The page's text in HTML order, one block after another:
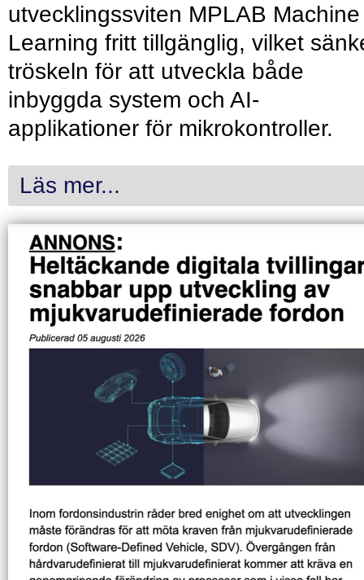
utvecklingssviten MPLAB Machine
Learning fritt tillgänglig, vilket
tröskeln för att utveckla både
inbyggda system och AI-
applikationer för mikrokontroller.
Läs mer...